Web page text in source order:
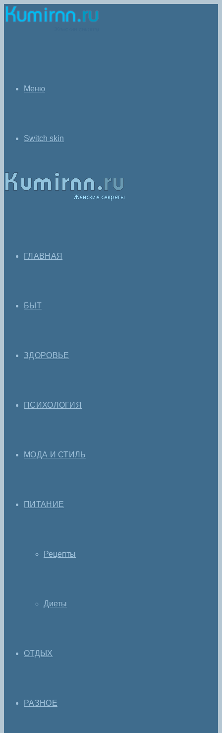
Меню
Switch skin
ГЛАВНАЯ
БЫТ
ЗДОРОВЬЕ
ПСИХОЛОГИЯ
МОДА И СТИЛЬ
ПИТАНИЕ
Рецепты
Диеты
ОТДЫХ
РАЗНОЕ